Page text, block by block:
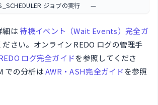
ジョブの実行 —
細は待機イベント（Wait Events）完全ガ
さい。オンライン REDO ログの管理手
ログ完全ガイドを参照してくださ
での分析はAWR・ASH完全ガイドを参照